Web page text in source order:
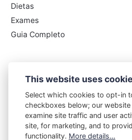
Dietas
Exames
Guia Completo
FLORAIS &
Contato Termos de uso
Sobre
This website uses
Select which cookies to opt-in
checkboxes below; our
examine site traffic and user
site, for marketing, and to
functionality. More details...